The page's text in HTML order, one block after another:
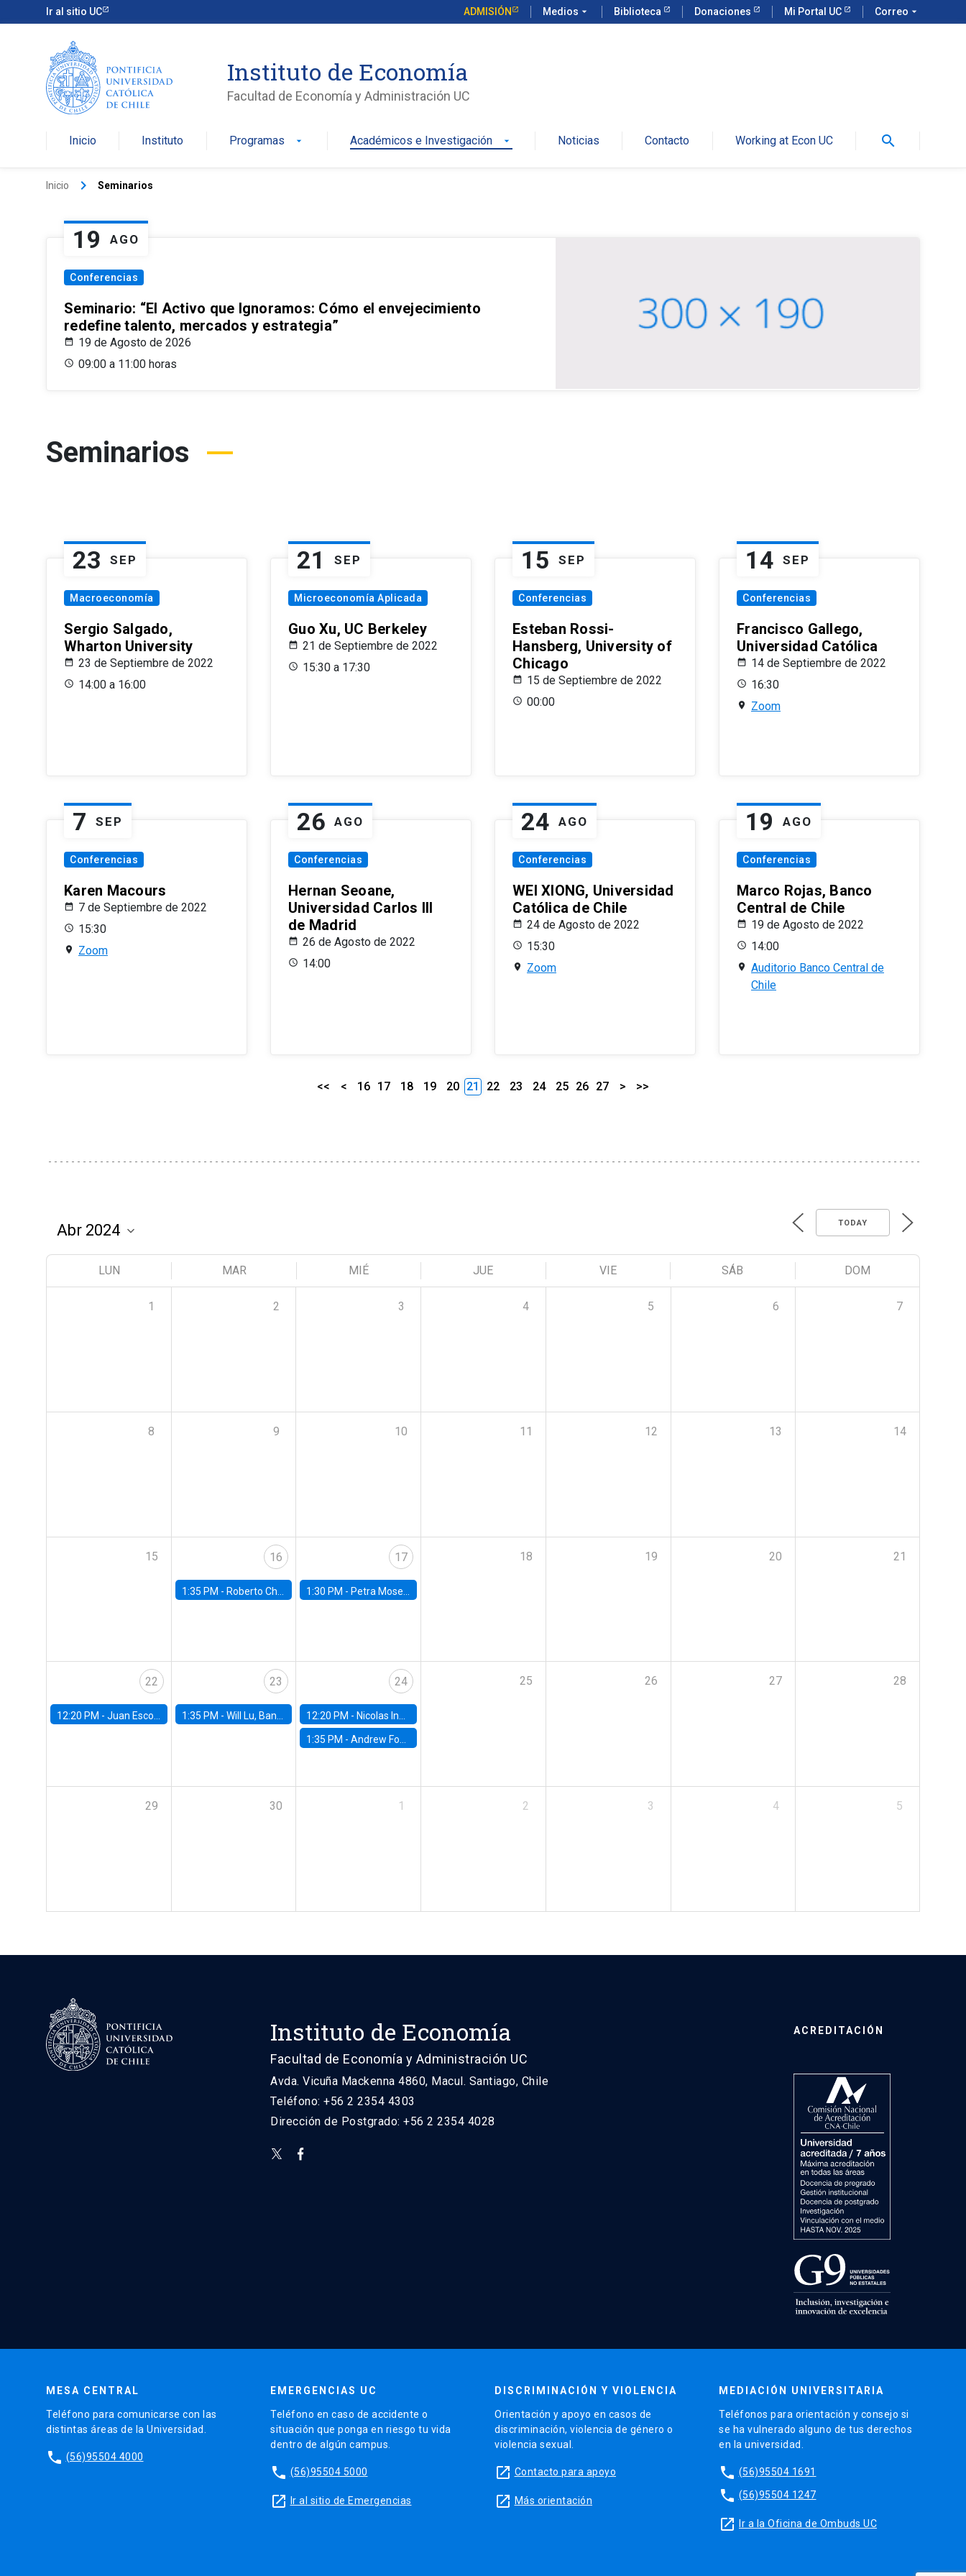
Ir al sitio UC ADMISIÓN Medios arrow_drop_down Biblioteca Donaciones Mi Portal UC Correo arrow_drop_down
Instituto de Economía
Facultad de Economía y Administración UC
Inicio Instituto Programas arrow_drop_down Académicos e Investigación arrow_drop_down Noticias Contacto Working at Econ UC search
Inicio keyboard_arrow_right Seminarios
19 AGO
Conferencias
Seminario: “El Activo que Ignoramos: Cómo el envejecimiento
redefine talento, mercados y estrategia”
19 de Agosto de 2026
09:00 a 11:00 horas
Seminarios
23 SEP
Macroeconomía
Sergio Salgado,
Wharton University
23 de Septiembre de 2022
14:00 a 16:00
21 SEP
Microeconomía Aplicada
Guo Xu, UC Berkeley
21 de Septiembre de 2022
15:30 a 17:30
15 SEP
Conferencias
Esteban Rossi-
Hansberg, University of
Chicago
15 de Septiembre de 2022
00:00
14 SEP
Conferencias
Francisco Gallego,
Universidad Católica
14 de Septiembre de 2022
16:30
Zoom
7 SEP
Conferencias
Karen Macours
7 de Septiembre de 2022
15:30
Zoom
26 AGO
Conferencias
Hernan Seoane,
Universidad Carlos III
de Madrid
26 de Agosto de 2022
14:00
24 AGO
Conferencias
WEI XIONG, Universidad
Católica de Chile
24 de Agosto de 2022
15:30
Zoom
19 AGO
Conferencias
Marco Rojas, Banco
Central de Chile
19 de Agosto de 2022
14:00
Auditorio Banco Central de
Chile
<< < 16 17 18 19 20 21 22 23 24 25 26 27 > >>
TODAY
LUN MAR MIÉ JUE VIE SÁB DOM
1 2 3 4 5 6 7
8 9 10 11 12 13 14
15 16
1:35 PM - Roberto Chang, Rutgers University
17
1:30 PM - Petra Moser, NYU Stern
18 19 20 21
22
12:20 PM - Juan Escobar, Universidad de Chile
23
1:35 PM - Will Lu, Banco Central de Chile
24
12:20 PM - Nicolas Inostroza, Rotman School of Management, University of Toronto
1:35 PM -Andrew Foster, Brown University
25 26 27 28
29 30 1 2 3 4 5
Instituto de Economía
Facultad de Economía y Administración UC
Avda. Vicuña Mackenna 4860, Macul. Santiago, Chile
Teléfono: +56 2 2354 4303
Dirección de Postgrado: +56 2 2354 4028
ACREDITACIÓN
MESA CENTRAL
Teléfono para comunicarse con las
distintas áreas de la Universidad.
phone (56)95504 4000
EMERGENCIAS UC
Teléfono en caso de accidente o
situación que ponga en riesgo tu vida
dentro de algún campus.
phone (56)95504 5000
launch Ir al sitio de Emergencias
DISCRIMINACIÓN Y VIOLENCIA
Orientación y apoyo en casos de
discriminación, violencia de género o
violencia sexual.
launch Contacto para apoyo
launch Más orientación
MEDIACIÓN UNIVERSITARIA
Teléfonos para orientación y consejo si
se ha vulnerado alguno de tus derechos
en la universidad.
phone (56)95504 1691
phone (56)95504 1247
launch Ir a la Oficina de Ombuds UC